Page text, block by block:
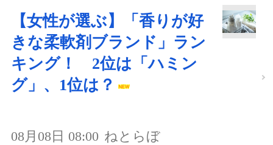
【女性が選ぶ】「香りが好
きな柔軟剤ブランド」ラン
キング！ 2位は「ハミン
グ」、1位は？
08月08日 08:00 ねとらぼ